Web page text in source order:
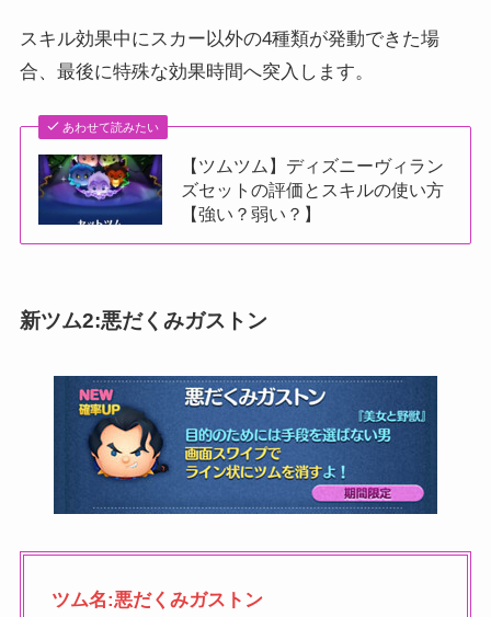
スキル効果中にスカー以外の4種類が発動できた場
合、最後に特殊な効果時間へ突入します。
あわせて読みたい
【ツムツム】ディズニーヴィラン
ズセットの評価とスキルの使い方
【強い？弱い？】
新ツム2:悪だくみガストン
ツム名:悪だくみガストン